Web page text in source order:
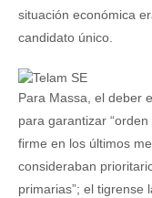
situación económica
candidato único.
Para Massa, el deber
para garantizar
firme en los últimos
consideraban
primarias”; el tigrense